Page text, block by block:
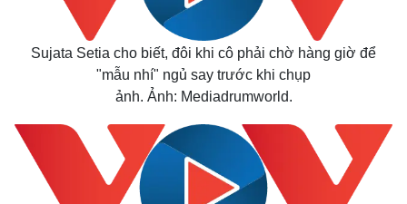
Cuộc sống đó đây
E-Magazine
Infographic
Sujata Setia cho biết, đôi khi cô phải chờ hàng giờ để
"mẫu nhí" ngủ say trước khi chụp
ảnh. Ảnh: Mediadrumworld.